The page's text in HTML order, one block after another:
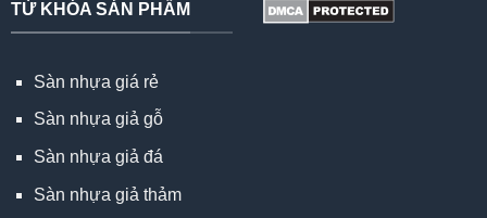
TỪ KHÓA SẢN PHẨM
Sàn nhựa giá rẻ
Sàn nhựa giả gỗ
Sàn nhựa giả đá
Sàn nhựa giả thảm